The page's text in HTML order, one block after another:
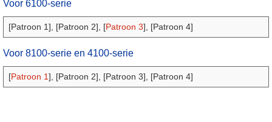
Voor 6100-serie
[Patroon 1], [Patroon 2], [Patroon 3], [Patroon 4]
Voor 8100-serie en 4100-serie
[Patroon 1], [Patroon 2], [Patroon 3], [Patroon 4]